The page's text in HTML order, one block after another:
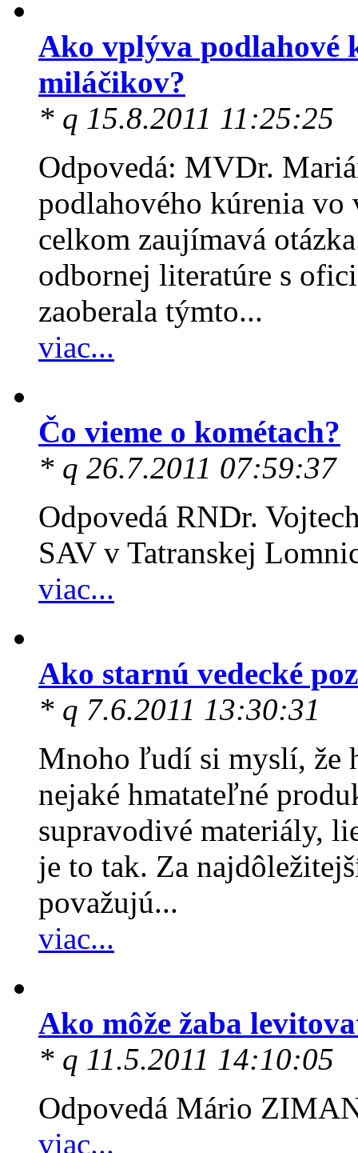
Ako vplýva podlahové
miláčikov?
* q 15.8.2011 11:25:25
Odpovedá: MVDr.
podlahového kúrenia
celkom zaujímavá
odbornej literatúre s
zaoberala týmto...
viac...
Čo vieme o kométach?
* q 26.7.2011 07:59:37
Odpovedá RNDr.
SAV v Tatranskej
viac...
Ako starnú vedecké
* q 7.6.2011 13:30:31
Mnoho ľudí si myslí, že
nejaké hmatateľné
supravodivé materiály,
je to tak. Za
považujú...
viac...
Ako môže žaba
* q 11.5.2011 14:10:05
Odpovedá Mário
viac...